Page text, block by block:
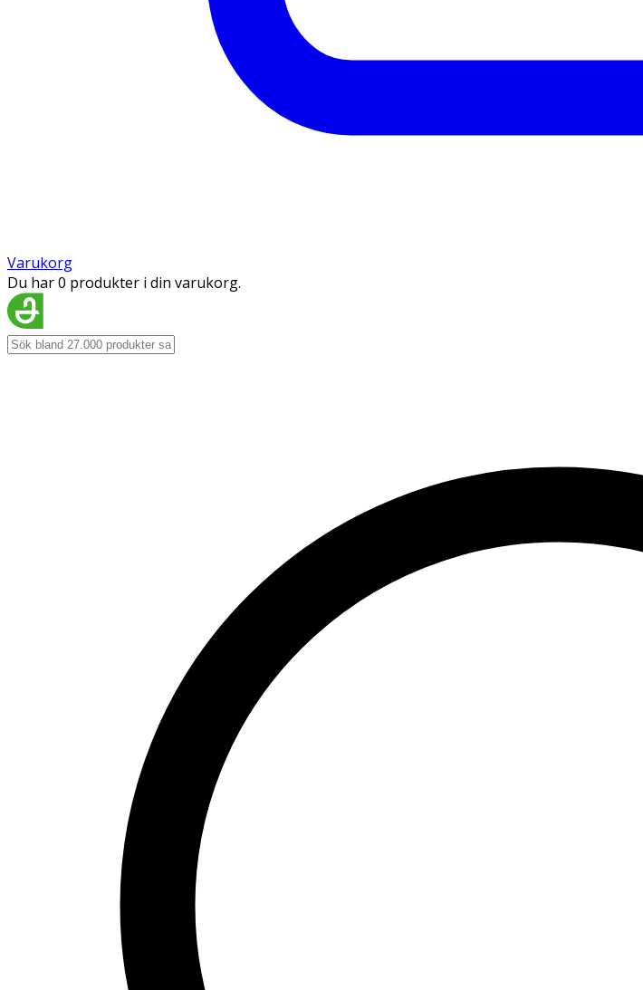
Varukorg
Du har 0 produkter i din varukorg.